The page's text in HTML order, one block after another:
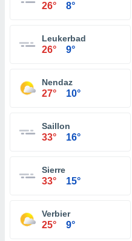
26° 8°
Leukerbad
26° 9°
Nendaz
27° 10°
Saillon
33° 16°
Sierre
33° 15°
Verbier
25° 9°